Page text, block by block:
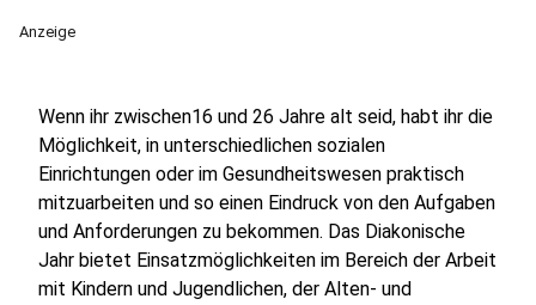
Anzeige
Wenn ihr zwischen16 und 26 Jahre alt seid, habt ihr die
Möglichkeit, in unterschiedlichen sozialen
Einrichtungen oder im Gesundheitswesen praktisch
mitzuarbeiten und so einen Eindruck von den Aufgaben
und Anforderungen zu bekommen. Das Diakonische
Jahr bietet Einsatzmöglichkeiten im Bereich der Arbeit
mit Kindern und Jugendlichen, der Alten- und